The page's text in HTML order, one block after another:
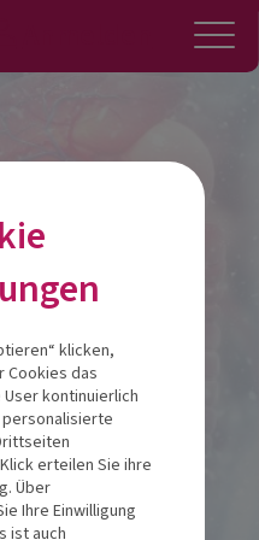
Konto
1
klicken,
Cookies das
kontinuierlich
personalisierte
erteilen Sie ihre
Über
Ihre Einwilligung
ist auch